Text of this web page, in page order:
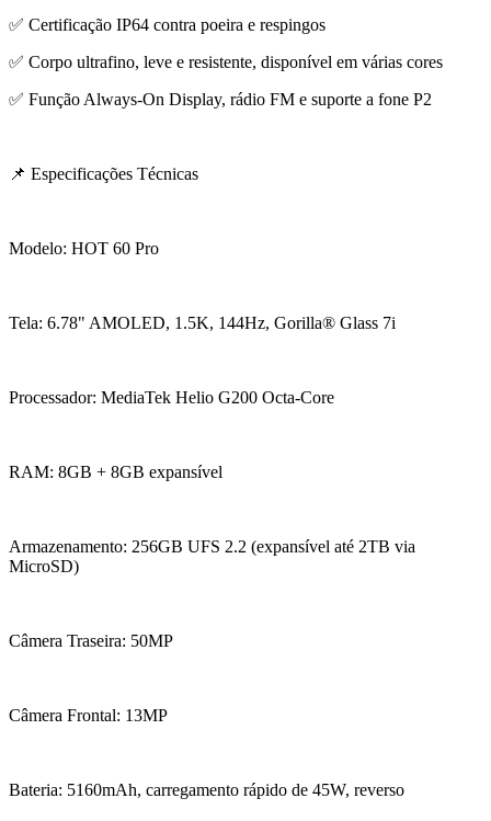
✅ Certificação IP64 contra poeira e respingos
✅ Corpo ultrafino, leve e resistente, disponível em várias cores
✅ Função Always-On Display, rádio FM e suporte a fone P2
📌 Especificações Técnicas
Modelo: HOT 60 Pro
Tela: 6.78" AMOLED, 1.5K, 144Hz, Gorilla® Glass 7i
Processador: MediaTek Helio G200 Octa-Core
RAM: 8GB + 8GB expansível
Armazenamento: 256GB UFS 2.2 (expansível até 2TB via
MicroSD)
Câmera Traseira: 50MP
Câmera Frontal: 13MP
Bateria: 5160mAh, carregamento rápido de 45W, reverso